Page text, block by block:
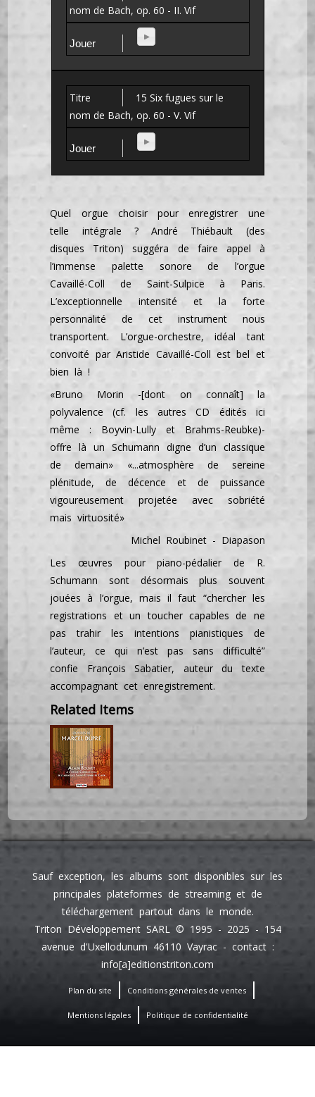
nom de Bach, op. 60 - II. Vif
15 Six fugues sur le
nom de Bach, op. 60 - V. Vif
Quel orgue choisir pour enregistrer une
telle intégrale ? André Thiébault (des
disques Triton) suggéra de faire appel à
l’immense palette sonore de l’orgue
Cavaillé-Coll de Saint-Sulpice à Paris.
L’exceptionnelle intensité et la forte
personnalité de cet instrument nous
transportent. L’orgue-orchestre, idéal tant
convoité par Aristide Cavaillé-Coll est bel et
bien là !
«Bruno Morin -[dont on connaît] la
polyvalence (cf. les autres CD édités ici
même : Boyvin-Lully et Brahms-Reubke)-
offre là un Schumann digne d’un classique
de demain» «...atmosphère de sereine
plénitude, de décence et de puissance
vigoureusement projetée avec sobriété
mais virtuosité»
Michel Roubinet - Diapason
Les œuvres pour piano-pédalier de R.
Schumann sont désormais plus souvent
jouées à l’orgue, mais il faut “chercher les
registrations et un toucher capables de ne
pas trahir les intentions pianistiques de
l’auteur, ce qui n’est pas sans difficulté”
confie François Sabatier, auteur du texte
accompagnant cet enregistrement.
Related Items
Sauf exception, les albums sont disponibles sur les
principales plateformes de streaming et de
téléchargement partout dans le monde.
Triton Développement SARL © 1995 - 2025 - 154
avenue d'Uxellodunum 46110 Vayrac - contact :
info[a]editionstriton.com
Plan du site Conditions générales de ventes
Mentions légales Politique de confidentialité